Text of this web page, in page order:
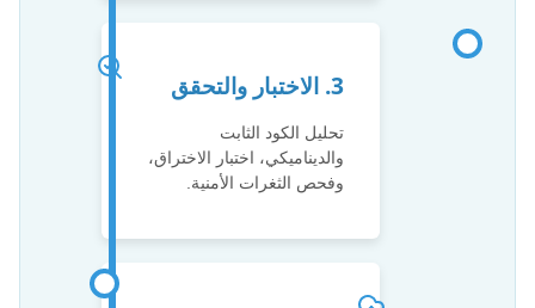
3. الاختبار والتحقق
تحليل الكود الثابت
والديناميكي، اختبار الاختراق،
وفحص الثغرات الأمنية.